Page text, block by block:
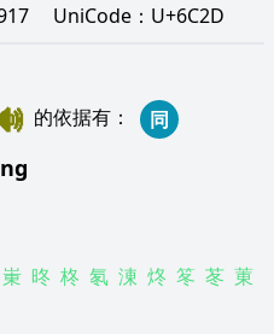
UniCode： U+6C2D
的依据有 ：
同
崬 昸 柊 氡 涷 炵 笗 苳 菄